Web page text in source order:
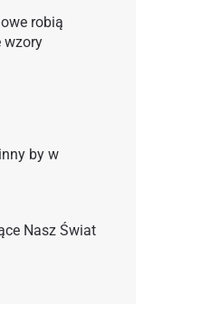
robią
wzory
by w
Nasz Świat